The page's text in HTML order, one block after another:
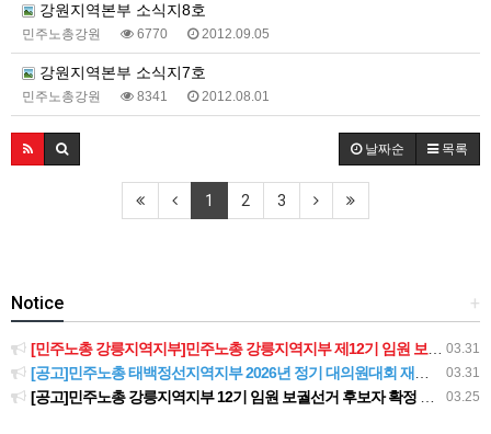
강원지역본부 소식지8호
민주노총강원 6770 2012.09.05
강원지역본부 소식지7호
민주노총강원 8341 2012.08.01
날짜순 목록
1 2 3
+
Notice
03.31
[민주노총 강릉지역지부]민주노총 강릉지역지부 제12기 임원 보궐선거결과 공고
03.31
[공고]민주노총 태백정선지역지부 2026년 정기 대의원대회 재소집 건
03.25
[공고]민주노총 강릉지역지부 12기 임원 보궐선거 후보자 확정 공고